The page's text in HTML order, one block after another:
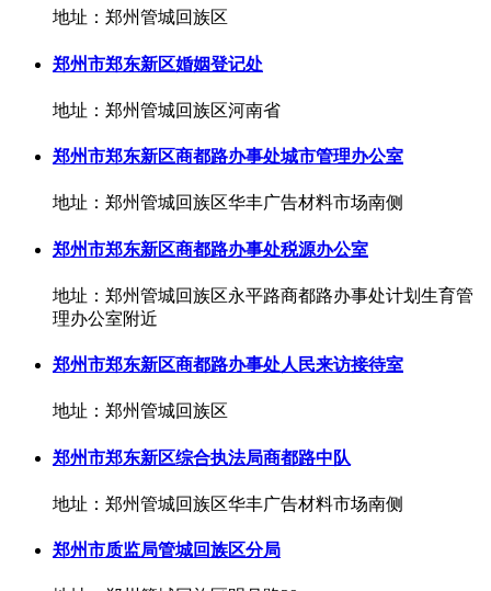
地址：郑州管城回族区
郑州市郑东新区婚姻登记处
地址：郑州管城回族区河南省
郑州市郑东新区商都路办事处城市管理办公室
地址：郑州管城回族区华丰广告材料市场南侧
郑州市郑东新区商都路办事处税源办公室
地址：郑州管城回族区永平路商都路办事处计划生育管
理办公室附近
郑州市郑东新区商都路办事处人民来访接待室
地址：郑州管城回族区
郑州市郑东新区综合执法局商都路中队
地址：郑州管城回族区华丰广告材料市场南侧
郑州市质监局管城回族区分局